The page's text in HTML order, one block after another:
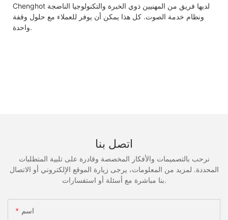
Chenghot لديها فريق من المهنيين ذوي الخبرة والتكنولوجيا الناضجة
ونظام خدمة الصوت. كل هذا يمكن أن يوفر للعملاء مع حلول وقفة
واحدة.
اتصل بنا
نرحب بالتصميمات والأفكار المخصصة وقادرة على تلبية المتطلبات
المحددة. لمزيد من المعلومات، يرجى زيارة الموقع الإلكتروني أو الاتصال
بنا مباشرة مع أسئلة أو استفسارات.
اسم